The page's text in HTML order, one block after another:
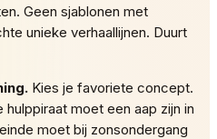
Geen sjablonen met
unieke verhaallijnen. Duurt
Kies je favoriete concept.
moet een aap zijn in
moet bij zonsondergang